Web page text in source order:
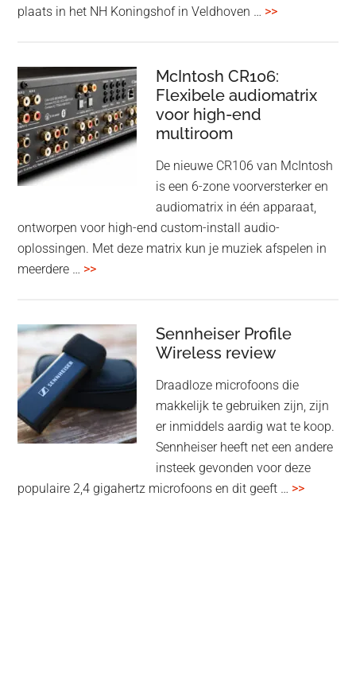
titanium
Adaptive
noise
cancelling
plaats in het NH Koningshof in Veldhoven … >>overDutch
–
4
McIntosh CR106:
Flexibele audiomatrix
voor high-end
multiroom
De nieuwe CR106 van McIntosh
is een 6-zone voorversterker en
audiomatrix in één apparaat,
ontworpen voor high-end custom-install audio-
oplossingen. Met deze matrix kun je muziek afspelen in
meerdere … >>overMcIntosh
audiomatrix
voor
high-
end
multiroom
Sennheiser Profile
Wireless review
Draadloze microfoons die
makkelijk te gebruiken zijn, zijn
er inmiddels aardig wat te koop.
Sennheiser heeft net een andere
insteek gevonden voor deze
populaire 2,4 gigahertz microfoons en dit geeft … >>